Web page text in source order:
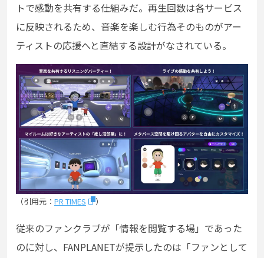
トで感動を共有する仕組みだ。再生回数は各サービス
に反映されるため、音楽を楽しむ行為そのものがアー
ティストの応援へと直結する設計がなされている。
（引用元： PR TIMES ）
従来のファンクラブが「情報を閲覧する場」であった
のに対し、FANPLANETが提示したのは「ファンとして